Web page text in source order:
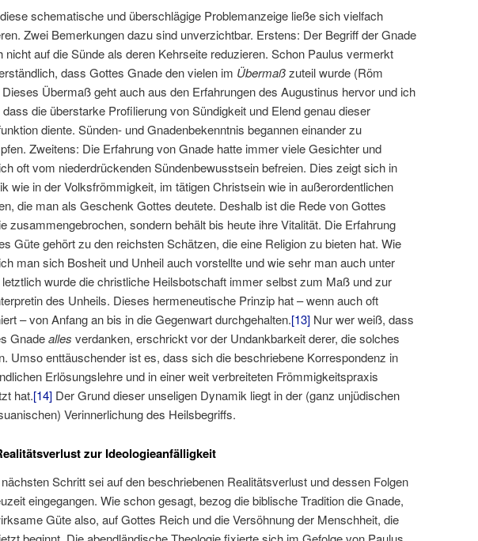
schematische und überschlägige Problemanzeige ließe sich vielfach
Zwei Bemerkungen dazu sind unverzichtbar. Erstens: Der Begriff der Gnade
nicht auf die Sünde als deren Kehrseite reduzieren. Schon Paulus vermerkt
dass Gottes Gnade den vielen im Übermaßzuteil wurde (Röm
Übermaß geht auch aus den Erfahrungen des Augustinus hervor und ich
die überstarke Profilierung von Sündigkeit und Elend genau dieser
diente. Sünden- und Gnadenbekenntnis begannen einander zu
Zweitens: Die Erfahrung von Gnade hatte immer viele Gesichter und
oft vom niederdrückenden Sündenbewusstsein befreien. Dies zeigt sich in
wie in der Volksfrömmigkeit, im tätigen Christsein wie in außerordentlichen
die man als Geschenk Gottes deutete. Deshalb ist die Rede von Gottes
zusammengebrochen, sondern behält bis heute ihre Vitalität. Die Erfahrung
Güte gehört zu den reichsten Schätzen, die eine Religion zu bieten hat. Wie
man sich Bosheit und Unheil auch vorstellte und wie sehr man auch unter
letztlich wurde die christliche Heilsbotschaft immer selbst zum Maß und zur
des Unheils. Dieses hermeneutische Prinzip hat – wenn auch oft
– von Anfang an bis in die Gegenwart durchgehalten.[13]Nur wer weiß, dass
Gnadealles verdanken, erschrickt vor der Undankbarkeit derer, die solches
Umso enttäuschender ist es, dass sich die beschriebene Korrespondenz in
Erlösungslehre und in einer weit verbreiteten Frömmigkeitspraxis
hat.[14]Der Grund dieser unseligen Dynamik liegt in der (ganz unjüdischen
Verinnerlichung des Heilsbegriffs.
zur Ideologieanfälligkeit
Schritt sei auf den beschriebenen Realitätsverlust und dessen Folgen
eingegangen. Wie schon gesagt, bezog die biblische Tradition die Gnade,
Güte also, auf Gottes Reich und die Versöhnung der Menschheit, die